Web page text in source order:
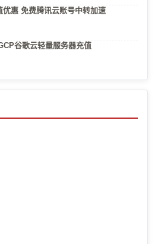
优惠 免费腾讯云账号中转加速
谷歌云轻量服务器充值